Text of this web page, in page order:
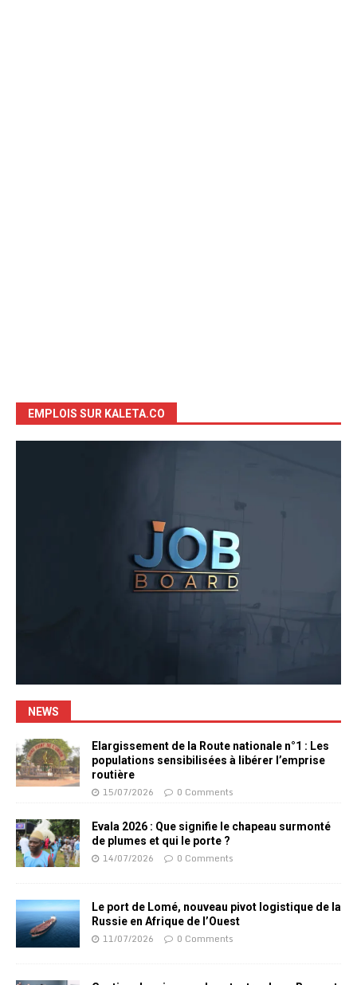
EMPLOIS SUR KALETA.CO
NEWS
Elargissement de la Route nationale n°1 : Les
populations sensibilisées à libérer l’emprise
routière
15/07/2026 0 Comments
Evala 2026 : Que signifie le chapeau surmonté
de plumes et qui le porte ?
14/07/2026 0 Comments
Le port de Lomé, nouveau pivot logistique de la
Russie en Afrique de l’Ouest
11/07/2026 0 Comments